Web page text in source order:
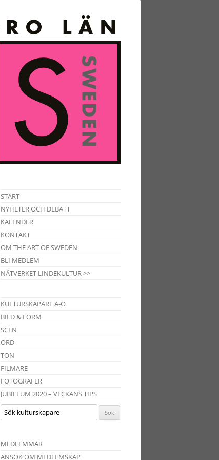
START
NYHETER OCH DEBATT
KALENDER
KONTAKT
OM THE ART OF SWEDEN
BLI MEDLEM
NÄTVERKET LINDEKULTUR >>
KULTURSKAPARE A-Ö
BILD & FORM
SCEN
ORD
TON
FILMARE
FOTOGRAFER
JUBILEUM 2020 – VECKANS TIPS
MEDLEMMAR
ANSÖK OM MEDLEMSKAP